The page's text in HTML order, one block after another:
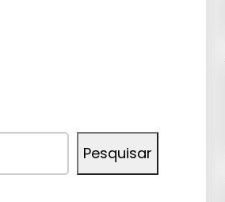
Pesquisar